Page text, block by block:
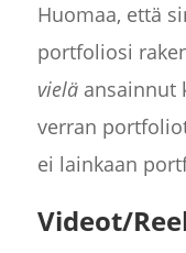
Huomaa, että
portfoliosi
vieläansainnut
verran
ei lainkaan
Videot/